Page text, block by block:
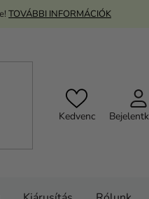
TOVÁBBI INFORMÁCIÓK
Kedvenc